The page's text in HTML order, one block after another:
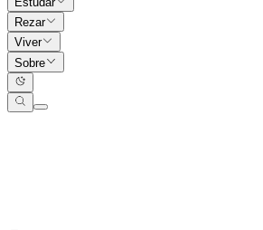
Rezar
Viver
Sobre